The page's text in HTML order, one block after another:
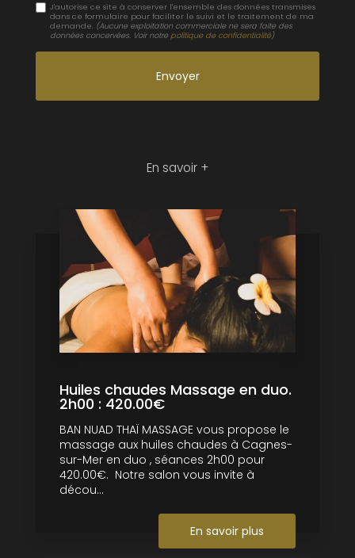
J'autorise ce site à conserver l'ensemble des données transmises
dans ce formulaire pour faciliter le suivi et le traitement de ma
demande. (Aucune exploitation commerciale ne sera faite des
données concervées. Voir notre politique de confidentialité)
En savoir +
Huiles chaudes Massage en duo.
2h00 : 420.00€
BAN NUAD THAÏ MASSAGE vous propose le
massage aux huiles chaudes à Cagnes-
sur-Mer en duo , séances 2h00 pour
420.00€. Notre salon vous invite à
décou...
En savoir plus